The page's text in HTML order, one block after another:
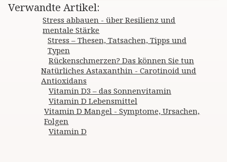
Verwandte Artikel:
Stress abbauen - über Resilienz und
mentale Stärke
Stress – Thesen, Tatsachen, Tipps und
Typen
Rückenschmerzen? Das können Sie tun
Natürliches Astaxanthin - Carotinoid und
Antioxidans
Vitamin D3 – das Sonnenvitamin
Vitamin D Lebensmittel
Vitamin D Mangel - Symptome, Ursachen,
Folgen
Vitamin D